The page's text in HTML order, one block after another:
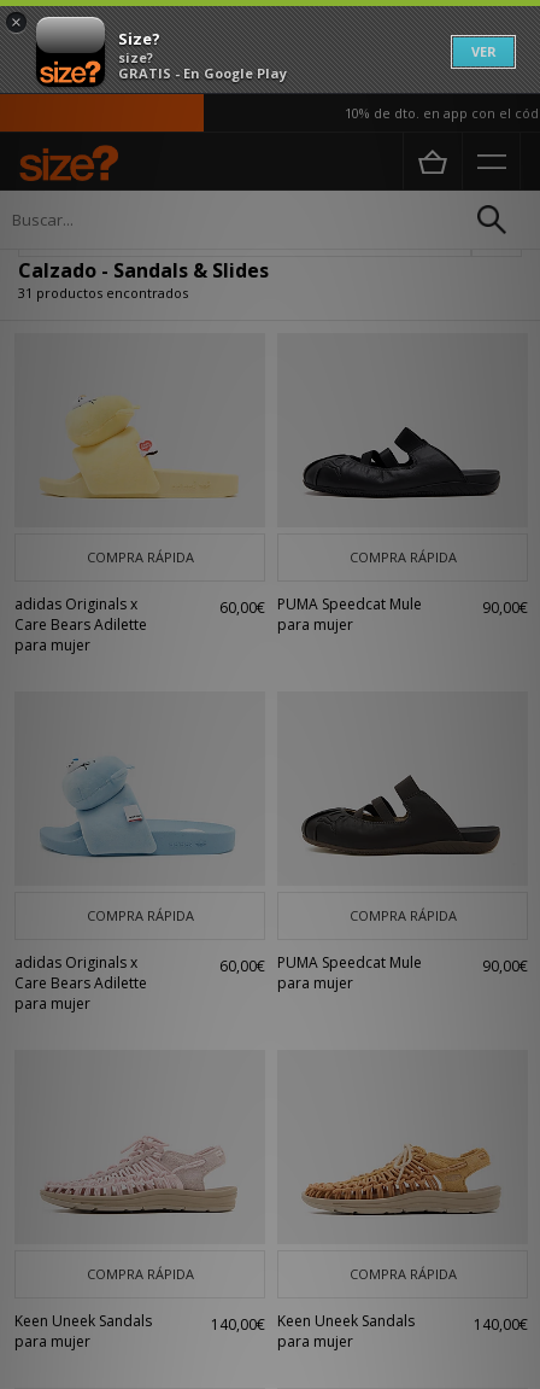
×
Size?
size?
GRATIS - En Google Play
VER
10% de dto. en app con el código
Página principal
Calzado - Sandals & Slides
31 productos encontrados
COMPRA RÁPIDA
adidas Originals x
Care Bears Adilette
para mujer
60,00€
COMPRA RÁPIDA
PUMA Speedcat Mule
para mujer
90,00€
COMPRA RÁPIDA
adidas Originals x
Care Bears Adilette
para mujer
60,00€
COMPRA RÁPIDA
PUMA Speedcat Mule
para mujer
90,00€
COMPRA RÁPIDA
Keen Uneek Sandals
para mujer
140,00€
COMPRA RÁPIDA
Keen Uneek Sandals
para mujer
140,00€